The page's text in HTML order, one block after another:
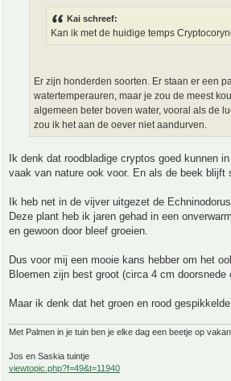
Kai schreef:
Kan ik met de huidige temps
Er zijn honderden soorten. Er staan er een
watertemperauren, maar je zou de meest
algemeen beter boven water, vooral als de
zou ik het aan de oever niet aandurven.
Ik denk dat roodbladige cryptos goed kunnen
vaak van nature ook voor. En als de beek blijft
Ik heb net in de vijver uitgezet de
Deze plant heb ik jaren gehad in een
en gewoon door bleef groeien.
Dus voor mij een mooie kans hebber om het
Bloemen zijn best groot (circa 4 cm doorsnede
Maar ik denk dat het groen en rood
Met Palmen in je tuin ben je elke dag een beetje op
Jos en Saskia tuintje
viewtopic.php?f=49&t=11940